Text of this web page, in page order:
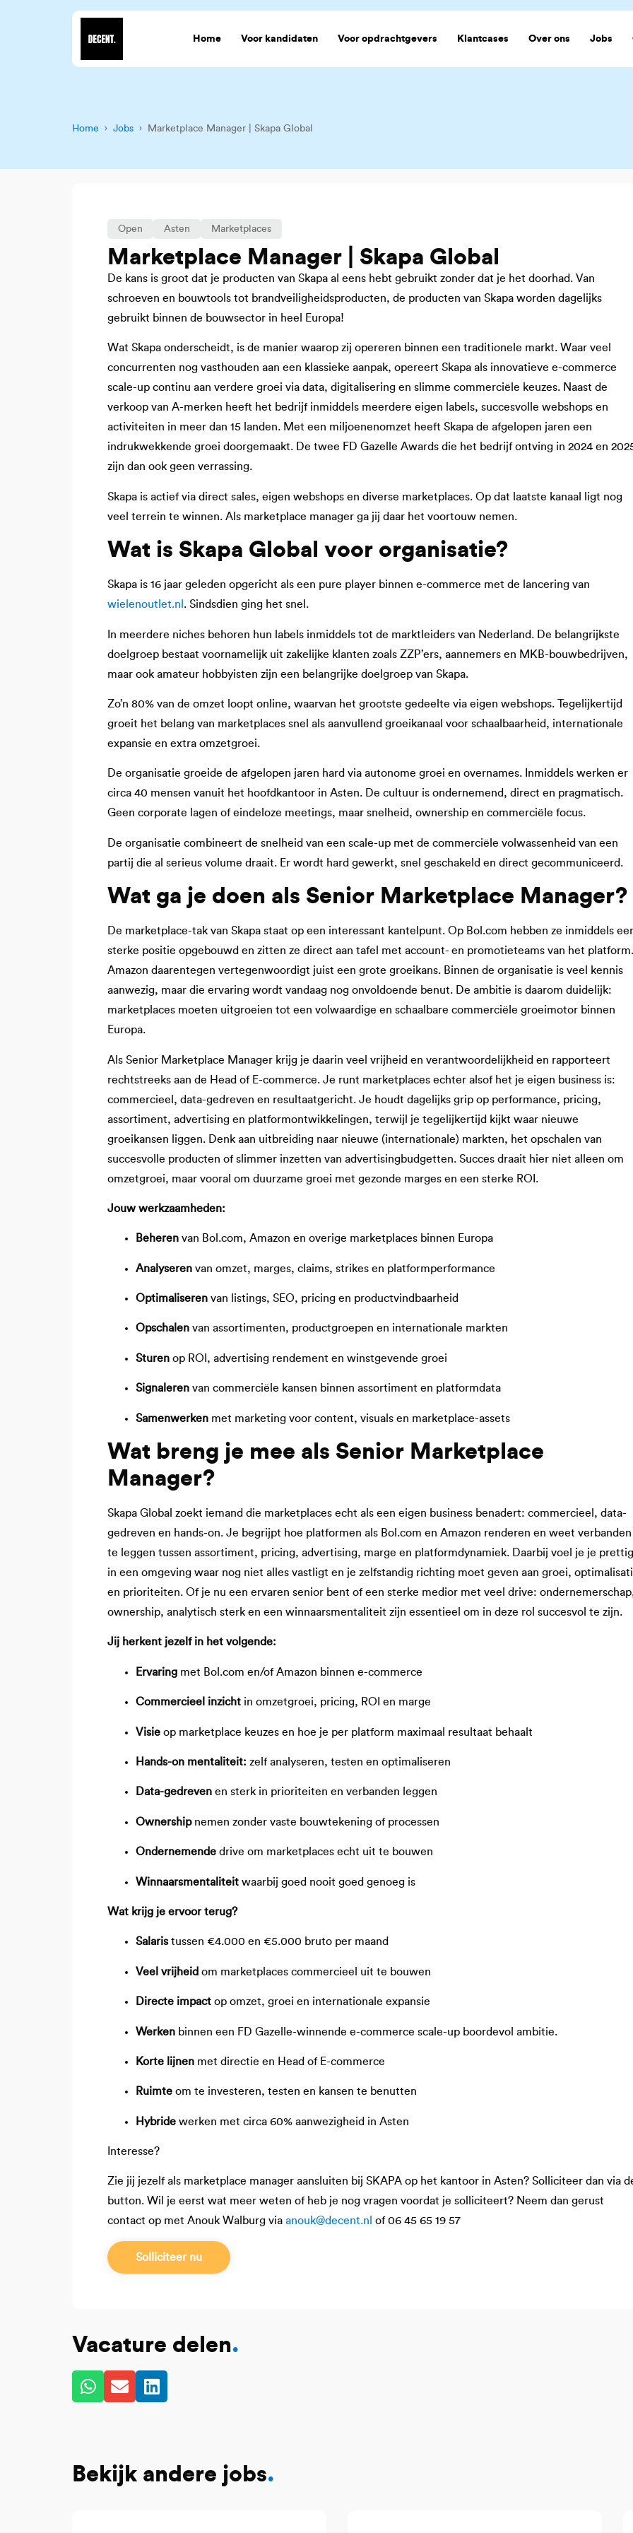
Home Voor kandidaten Voor opdrachtgevers Klantcases Over ons Jobs
Home › Jobs › Marketplace Manager | Skapa Global
Open Asten Marketplaces
Marketplace Manager | Skapa Global
De kans is groot dat je producten van Skapa al eens hebt gebruikt zonder dat je het doorhad. Van
schroeven en bouwtools tot brandveiligheidsproducten, de producten van Skapa worden dagelijks
gebruikt binnen de bouwsector in heel Europa!
Wat Skapa onderscheidt, is de manier waarop zij opereren binnen een traditionele markt. Waar veel
concurrenten nog vasthouden aan een klassieke aanpak, opereert Skapa als innovatieve e-commerce
scale-up continu aan verdere groei via data, digitalisering en slimme commerciële keuzes. Naast de
verkoop van A-merken heeft het bedrijf inmiddels meerdere eigen labels, succesvolle webshops en
activiteiten in meer dan 15 landen. Met een miljoenenomzet heeft Skapa de afgelopen jaren een
indrukwekkende groei doorgemaakt. De twee FD Gazelle Awards die het bedrijf ontving in 2024 en
zijn dan ook geen verrassing.
Skapa is actief via direct sales, eigen webshops en diverse marketplaces. Op dat laatste kanaal ligt nog
veel terrein te winnen. Als marketplace manager ga jij daar het voortouw nemen.
Wat is Skapa Global voor organisatie?
Skapa is 16 jaar geleden opgericht als een pure player binnen e-commerce met de lancering van
wielenoutlet.nl . Sindsdien ging het snel.
In meerdere niches behoren hun labels inmiddels tot de marktleiders van Nederland. De belangrijkste
doelgroep bestaat voornamelijk uit zakelijke klanten zoals ZZP’ers, aannemers en MKB-bouwbedrijven,
maar ook amateur hobbyisten zijn een belangrijke doelgroep van Skapa.
Zo’n 80% van de omzet loopt online, waarvan het grootste gedeelte via eigen webshops. Tegelijkertijd
groeit het belang van marketplaces snel als aanvullend groeikanaal voor schaalbaarheid, internationale
expansie en extra omzetgroei.
De organisatie groeide de afgelopen jaren hard via autonome groei en overnames. Inmiddels werken er
circa 40 mensen vanuit het hoofdkantoor in Asten. De cultuur is ondernemend, direct en pragmatisch.
Geen corporate lagen of eindeloze meetings, maar snelheid, ownership en commerciële focus.
De organisatie combineert de snelheid van een scale-up met de commerciële volwassenheid van een
partij die al serieus volume draait. Er wordt hard gewerkt, snel geschakeld en direct gecommuniceerd.
Wat ga je doen als Senior Marketplace Manager?
De marketplace-tak van Skapa staat op een interessant kantelpunt. Op Bol.com hebben ze inmiddels
sterke positie opgebouwd en zitten ze direct aan tafel met account- en promotieteams van het platform.
Amazon daarentegen vertegenwoordigt juist een grote groeikans. Binnen de organisatie is veel kennis
aanwezig, maar die ervaring wordt vandaag nog onvoldoende benut. De ambitie is daarom duidelijk:
marketplaces moeten uitgroeien tot een volwaardige en schaalbare commerciële groeimotor binnen
Europa.
Als Senior Marketplace Manager krijg je daarin veel vrijheid en verantwoordelijkheid en rapporteert
rechtstreeks aan de Head of E-commerce. Je runt marketplaces echter alsof het je eigen business is:
commercieel, data-gedreven en resultaatgericht. Je houdt dagelijks grip op performance, pricing,
assortiment, advertising en platformontwikkelingen, terwijl je tegelijkertijd kijkt waar nieuwe
groeikansen liggen. Denk aan uitbreiding naar nieuwe (internationale) markten, het opschalen van
succesvolle producten of slimmer inzetten van advertisingbudgetten. Succes draait hier niet alleen om
omzetgroei, maar vooral om duurzame groei met gezonde marges en een sterke ROI.
Jouw werkzaamheden:
Beheren van Bol.com, Amazon en overige marketplaces binnen Europa
Analyseren van omzet, marges, claims, strikes en platformperformance
Optimaliseren van listings, SEO, pricing en productvindbaarheid
Opschalen van assortimenten, productgroepen en internationale markten
Sturen op ROI, advertising rendement en winstgevende groei
Signaleren van commerciële kansen binnen assortiment en platformdata
Samenwerken met marketing voor content, visuals en marketplace-assets
Wat breng je mee als Senior Marketplace
Manager?
Skapa Global zoekt iemand die marketplaces echt als een eigen business benadert: commercieel, data-
gedreven en hands-on. Je begrijpt hoe platformen als Bol.com en Amazon renderen en weet verbanden
te leggen tussen assortiment, pricing, advertising, marge en platformdynamiek. Daarbij voel je je prettig
in een omgeving waar nog niet alles vastligt en je zelfstandig richting moet geven aan groei,
en prioriteiten. Of je nu een ervaren senior bent of een sterke medior met veel drive:
ownership, analytisch sterk en een winnaarsmentaliteit zijn essentieel om in deze rol succesvol te zijn.
Jij herkent jezelf in het volgende:
Ervaring met Bol.com en/of Amazon binnen e-commerce
Commercieel inzicht in omzetgroei, pricing, ROI en marge
Visie op marketplace keuzes en hoe je per platform maximaal resultaat behaalt
Hands-on mentaliteit: zelf analyseren, testen en optimaliseren
Data-gedreven en sterk in prioriteiten en verbanden leggen
Ownershipnemen zonder vaste bouwtekening of processen
Ondernemende drive om marketplaces echt uit te bouwen
Winnaarsmentaliteit waarbij goed nooit goed genoeg is
Wat krijg je ervoor terug?
Salaristussen €4.000 en €5.000 bruto per maand
Veel vrijheid om marketplaces commercieel uit te bouwen
Directe impact op omzet, groei en internationale expansie
Werken binnen een FD Gazelle-winnende e-commerce scale-up boordevol ambitie.
Korte lijnen met directie en Head of E-commerce
Ruimte om te investeren, testen en kansen te benutten
Hybride werken met circa 60% aanwezigheid in Asten
Interesse?
Zie jij jezelf als marketplace manager aansluiten bij SKAPA op het kantoor in Asten? Solliciteer dan via
button. Wil je eerst wat meer weten of heb je nog vragen voordat je solliciteert? Neem dan gerust
contact op met Anouk Walburg via anouk@decent.nl of 06 45 65 19 57
Solliciteer nu
Vacature delen.
Bekijk andere jobs.